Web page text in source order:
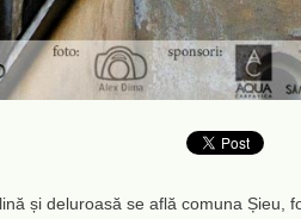
și deluroasă se află comuna Șieu,